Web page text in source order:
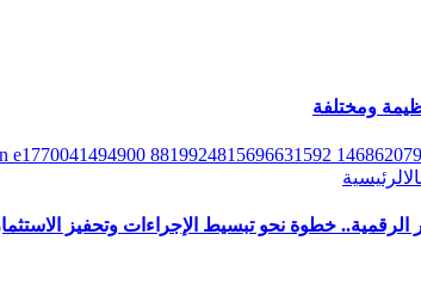
ومختلفة
الرئيسية
خطوة نحو تبسيط الإجراءات وتحفيز